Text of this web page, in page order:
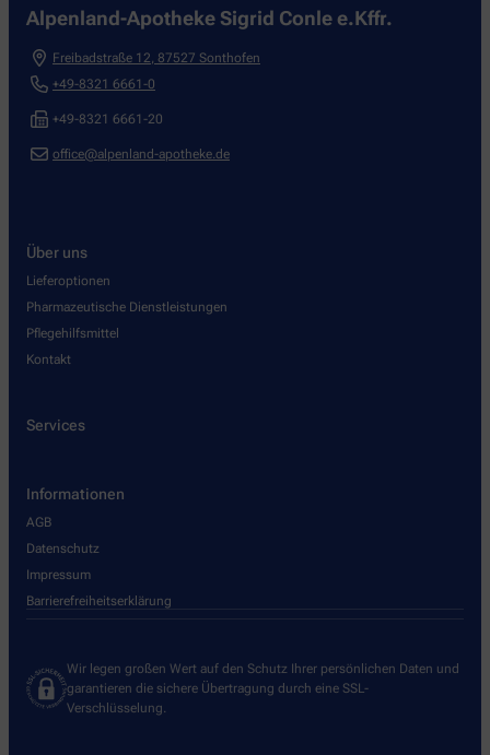
Alpenland-Apotheke Sigrid Conle e.Kffr.
Freibadstraße 12 87527 Sonthofen
+49-8321 6661-0
+49-8321 6661-20
office@alpenland-apotheke.de
Über uns
Lieferoptionen
Pharmazeutische Dienstleistungen
Pflegehilfsmittel
Kontakt
Services
Informationen
AGB
Datenschutz
Impressum
Barrierefreiheitserklärung
Wir legen großen Wert auf den Schutz Ihrer persönlichen Daten und
garantieren die sichere Übertragung durch eine SSL-
Verschlüsselung.